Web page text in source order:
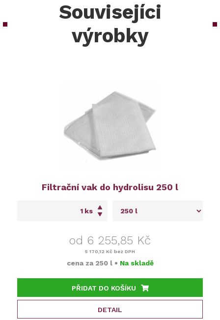
Souvisejíci
výrobky
Filtrační vak do hydrolisu 250 l
ks
od 6 255,85 Kč
5 170,12 Kč bez DPH
cena za 250 l • Na skladě
PŘIDAT DO KOŠÍKU
DETAIL